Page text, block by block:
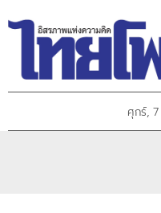
ศุกร์,